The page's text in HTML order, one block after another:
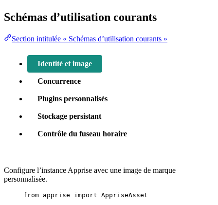
Schémas d’utilisation courants
Section intitulée « Schémas d’utilisation courants »
Identité et image
Concurrence
Plugins personnalisés
Stockage persistant
Contrôle du fuseau horaire
Configure l’instance Apprise avec une image de marque
personnalisée.
from apprise import AppriseAsset